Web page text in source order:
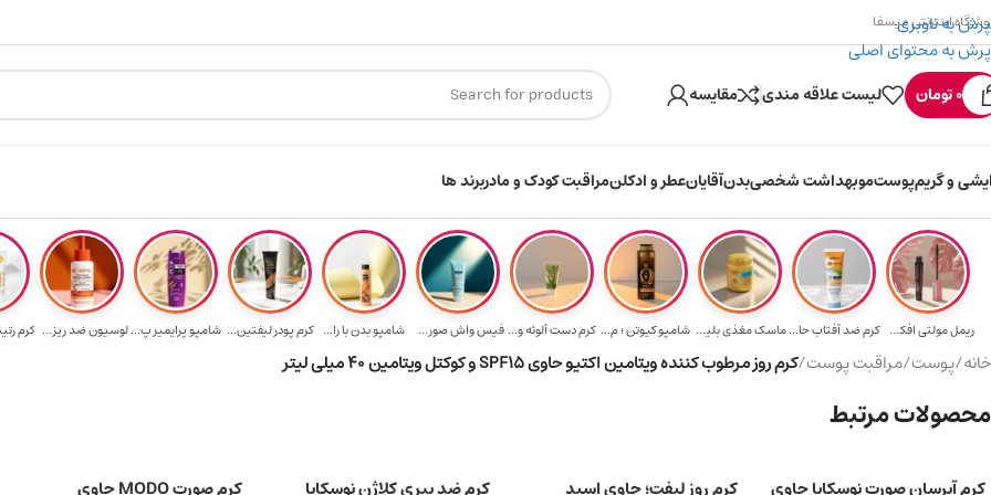
پرش به ناوبری
پرش به محتوای اصلی
هدیه برای خرید های بالای ۵ ارسال رایگان برای خرید ۳.۵ میلیون به یالا ۳۰۰ میسکوین (۳۰ هزار تومن) هدیه خرید اول
اینترنتی میسفا
0تومان لیست علاقه مندی مقایسه
و گریمپوستموبهداشت شخصیبدنآقایانعطر و ادکلنمراقبت کودک و مادربرند ها
ریمل مولتی افکت... کرم ضد آفتاب حا... ماسک مغذی بلیتا... شامپو کیوتن ؛ م... کرم دست آلوئه و... فیس واش صورت آک... شامپو بدن با را... کرم پودر لیفتین... شامپو پرایمیر پ... لوسیون ضد ریزش ... کرم
خانه/پوست/مراقبت پوست/کرم روز مرطوب کننده ویتامین اکتیو حاوی SPF15 و کوکتل ویتامین 40 میلی لیتر
محصولات مرتبط
کرم آبرسان صورت نوسکایا حاوی کرم روز لیفت؛ حاوی اسید کرم ضد پیری کلاژن نوسکایا کرم صورت MODO حاوی